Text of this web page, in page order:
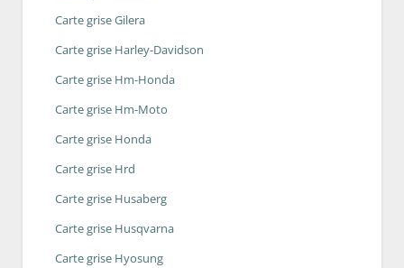
Carte grise Gilera
Carte grise Harley-Davidson
Carte grise Hm-Honda
Carte grise Hm-Moto
Carte grise Honda
Carte grise Hrd
Carte grise Husaberg
Carte grise Husqvarna
Carte grise Hyosung